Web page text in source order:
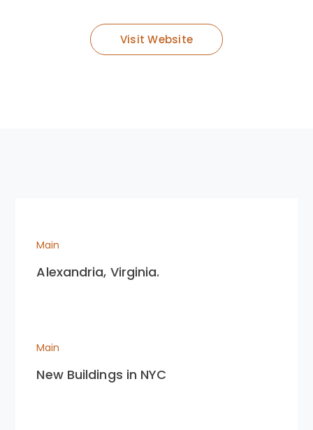
Visit Website
Main
Alexandria, Virginia.
Main
New Buildings in NYC